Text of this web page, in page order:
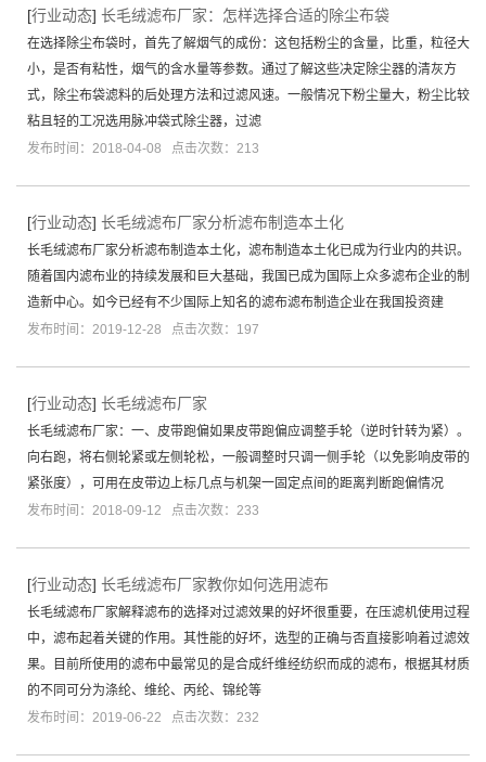
[行业动态] 长毛绒滤布厂家：怎样选择合适的除尘布袋
在选择除尘布袋时，首先了解烟气的成份：这包括粉尘的含量，比重，粒径大
小，是否有粘性，烟气的含水量等参数。通过了解这些决定除尘器的清灰方
式，除尘布袋滤料的后处理方法和过滤风速。一般情况下粉尘量大，粉尘比较
粘且轻的工况选用脉冲袋式除尘器，过滤
发布时间：2018-04-08 点击次数：213
[行业动态] 长毛绒滤布厂家分析滤布制造本土化
长毛绒滤布厂家分析滤布制造本土化，滤布制造本土化已成为行业内的共识。
随着国内滤布业的持续发展和巨大基础，我国已成为国际上众多滤布企业的制
造新中心。如今已经有不少国际上知名的滤布滤布制造企业在我国投资建
发布时间：2019-12-28 点击次数：197
[行业动态] 长毛绒滤布厂家
长毛绒滤布厂家：一、皮带跑偏如果皮带跑偏应调整手轮（逆时针转为紧）。
向右跑，将右侧轮紧或左侧轮松，一般调整时只调一侧手轮（以免影响皮带的
紧张度），可用在皮带边上标几点与机架一固定点间的距离判断跑偏情况
发布时间：2018-09-12 点击次数：233
[行业动态] 长毛绒滤布厂家教你如何选用滤布
长毛绒滤布厂家解释滤布的选择对过滤效果的好坏很重要，在压滤机使用过程
中，滤布起着关键的作用。其性能的好坏，选型的正确与否直接影响着过滤效
果。目前所使用的滤布中最常见的是合成纤维经纺织而成的滤布，根据其材质
的不同可分为涤纶、维纶、丙纶、锦纶等
发布时间：2019-06-22 点击次数：232